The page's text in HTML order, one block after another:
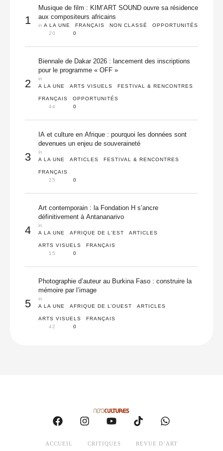
1
Musique de film : KIM’ART SOUND ouvre sa résidence
aux compositeurs africains
in A LA UNE FRANÇAIS NON CLASSÉ
OPPORTUNITÉS
20
0
2
Biennale de Dakar 2026 : lancement des inscriptions
pour le programme « OFF »
in
A LA UNE
ARTS VISUELS FESTIVAL & RENCONTRES
FRANÇAIS
OPPORTUNITÉS
44
0
3
IA et culture en Afrique : pourquoi les données sont
devenues un enjeu de souveraineté
in
A LA UNE
ARTICLES FESTIVAL & RENCONTRES
FRANÇAIS
25
0
4
Art contemporain : la Fondation H s’ancre
définitivement à Antananarivo
in
A LA UNE
AFRIQUE DE L'EST ARTICLES
ARTS VISUELS
FRANÇAIS
15
0
5
Photographie d’auteur au Burkina Faso : construire la
mémoire par l’image
in
A LA UNE
AFRIQUE DE L’OUEST ARTICLES
ARTS VISUELS
FRANÇAIS
42
0
ACCUEIL CRITIQUES REVUE D’ART